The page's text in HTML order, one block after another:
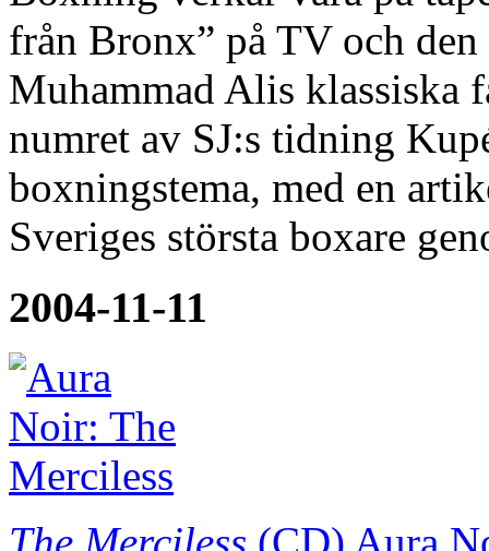
från Bronx” på TV och
Muhammad Alis klassiska
numret av SJ:s tidning
boxningstema, med en
Sveriges största boxare
2004-11-11